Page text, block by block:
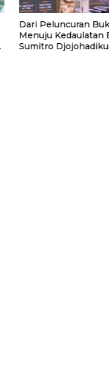
Dari Peluncuran
Menuju Kedaulatan
Sumitro